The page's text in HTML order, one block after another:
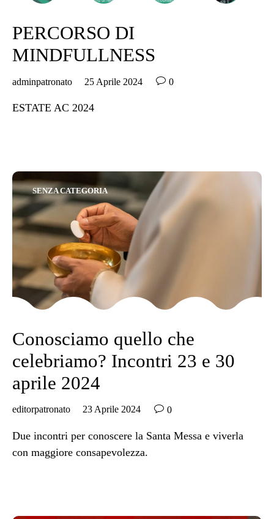
PERCORSO DI
MINDFULLNESS
adminpatronato 25 Aprile 2024  0
ESTATE AC 2024
Category
SENZA CATEGORIA
Conosciamo quello che
celebriamo? Incontri 23 e 30
aprile 2024
editorpatronato 23 Aprile 2024  0
Due incontri per conoscere la Santa Messa e viverla
con maggiore consapevolezza.